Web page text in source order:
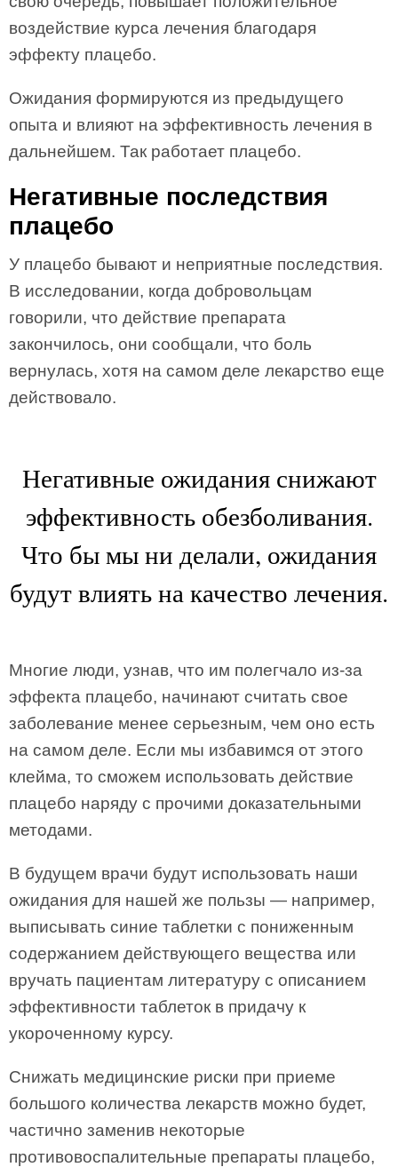
воздействие курса лечения благодаря
эффекту плацебо.
Ожидания формируются из предыдущего
опыта и влияют на эффективность лечения в
дальнейшем. Так работает плацебо.
Негативные последствия
плацебо
У плацебо бывают и неприятные последствия.
В исследовании, когда добровольцам
говорили, что действие препарата
закончилось, они сообщали, что боль
вернулась, хотя на самом деле лекарство еще
действовало.
Негативные ожидания снижают
эффективность обезболивания.
Что бы мы ни делали, ожидания
будут влиять на качество лечения.
Многие люди, узнав, что им полегчало из-за
эффекта плацебо, начинают считать свое
заболевание менее серьезным, чем оно есть
на самом деле. Если мы избавимся от этого
клейма, то сможем использовать действие
плацебо наряду с прочими доказательными
методами.
В будущем врачи будут использовать наши
ожидания для нашей же пользы — например,
выписывать синие таблетки с пониженным
содержанием действующего вещества или
вручать пациентам литературу с описанием
эффективности таблеток в придачу к
укороченному курсу.
Снижать медицинские риски при приеме
большого количества лекарств можно будет,
частично заменив некоторые
противовоспалительные препараты плацебо,